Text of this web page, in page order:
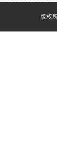
版权